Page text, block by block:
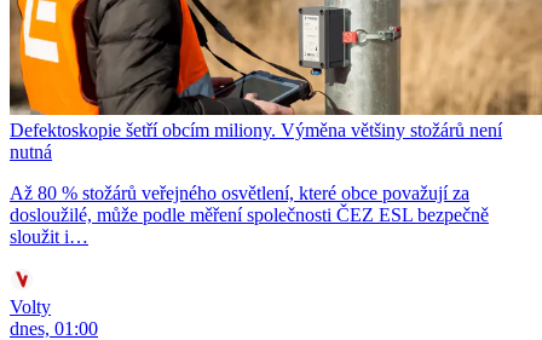
Defektoskopie šetří obcím miliony. Výměna většiny stožárů není
nutná
Až 80 % stožárů veřejného osvětlení, které obce považují za
dosloužilé, může podle měření společnosti ČEZ ESL bezpečně
sloužit i…
Volty
dnes, 01:00